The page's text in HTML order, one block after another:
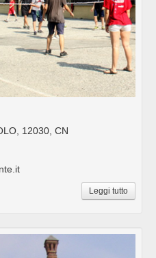
12030, CN
Leggi tutto